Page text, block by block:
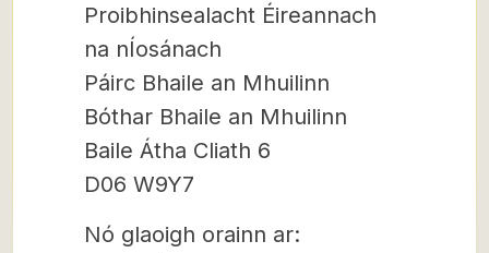
Proibhinsealacht Éireannach
na nÍosánach
Páirc Bhaile an Mhuilinn
Bóthar Bhaile an Mhuilinn
Baile Átha Cliath 6
D06 W9Y7
Nó glaoigh orainn ar: